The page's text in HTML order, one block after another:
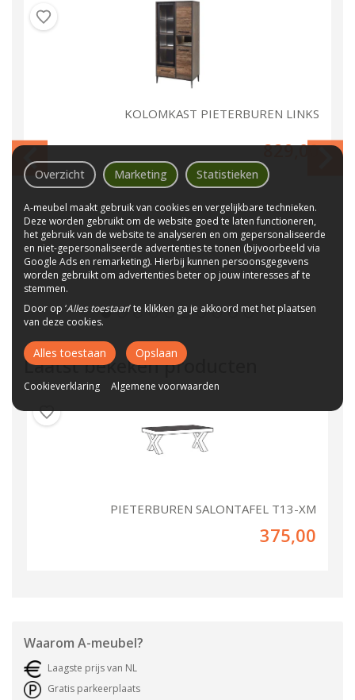
KOLOMKAST PIETERBUREN LINKS
829,00
Laatst bekeken producten
PIETERBUREN SALONTAFEL T13-XM
375,00
Waarom A-meubel?
Laagste prijs van NL
Gratis parkeerplaats
Overzicht Marketing Statistieken
A-meubel maakt gebruik van cookies en vergelijkbare technieken.
Deze worden gebruikt om de website goed te laten functioneren,
het gebruik van de website te analyseren en om gepersonaliseerde
en niet-gepersonaliseerde advertenties te tonen (bijvoorbeeld via
Google Ads en remarketing). Hierbij kunnen persoonsgegevens
worden gebruikt om advertenties beter op jouw interesses af te
stemmen.
Door op ‘Alles toestaan’ te klikken ga je akkoord met het plaatsen
van deze cookies.
Alles toestaan Opslaan
Cookieverklaring Algemene voorwaarden